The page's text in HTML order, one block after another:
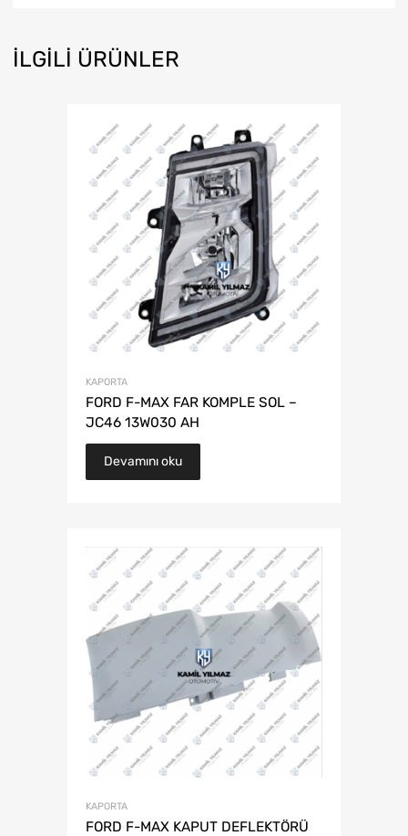
İLGILI ÜRÜNLER
KAPORTA
FORD F-MAX FAR KOMPLE SOL –
JC46 13W030 AH
Devamını oku
KAPORTA
FORD F-MAX KAPUT DEFLEKTÖRÜ